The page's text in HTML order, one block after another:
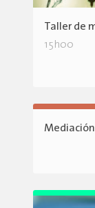
Taller de
15h00